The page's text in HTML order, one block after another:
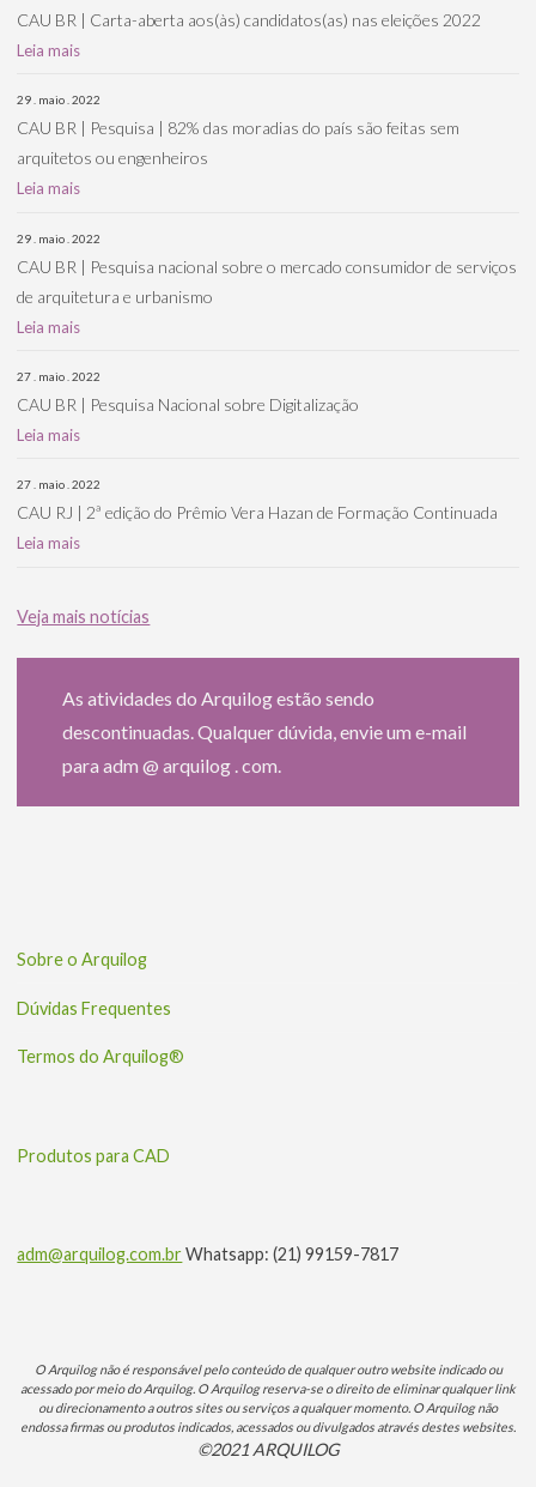
CAU BR | Carta-aberta aos(às) candidatos(as) nas eleições 2022
Leia mais
29 . maio . 2022
CAU BR | Pesquisa | 82% das moradias do país são feitas sem
arquitetos ou engenheiros
Leia mais
29 . maio . 2022
CAU BR | Pesquisa nacional sobre o mercado consumidor de serviços
de arquitetura e urbanismo
Leia mais
27 . maio . 2022
CAU BR | Pesquisa Nacional sobre Digitalização
Leia mais
27 . maio . 2022
CAU RJ | 2ª edição do Prêmio Vera Hazan de Formação Continuada
Leia mais
Veja mais notícias
As atividades do Arquilog estão sendo
descontinuadas. Qualquer dúvida, envie um e-mail
para adm @ arquilog . com.
Sobre o Arquilog
Dúvidas Frequentes
Termos do Arquilog®
Produtos para CAD
adm@arquilog.com.brWhatsapp: (21) 99159-7817
O Arquilog não é responsável pelo conteúdo de qualquer outro website indicado ou
acessado por meio do Arquilog. O Arquilog reserva-se o direito de eliminar qualquer link
ou direcionamento a outros sites ou serviços a qualquer momento. O Arquilog não
endossa firmas ou produtos indicados, acessados ou divulgados através destes websites.
©2021 ARQUILOG